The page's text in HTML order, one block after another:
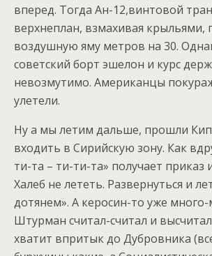
вперед. Тогда Ан-12,винтовой
верхнеплан, взмахивая крыльями,
воздушную яму метров на 30.
советский борт эшелон и курс
невозмутимо. Американцы
улетели.
Ну а мы летим дальше, прошли
входить в Сирийскую зону. Как
ти-та – ти-ти-та» получает приказ
Халеб не лететь. Развернуться и
дотянем». А керосин-то уже
Штурман считал-считал и
хватит впритык до Дубровника